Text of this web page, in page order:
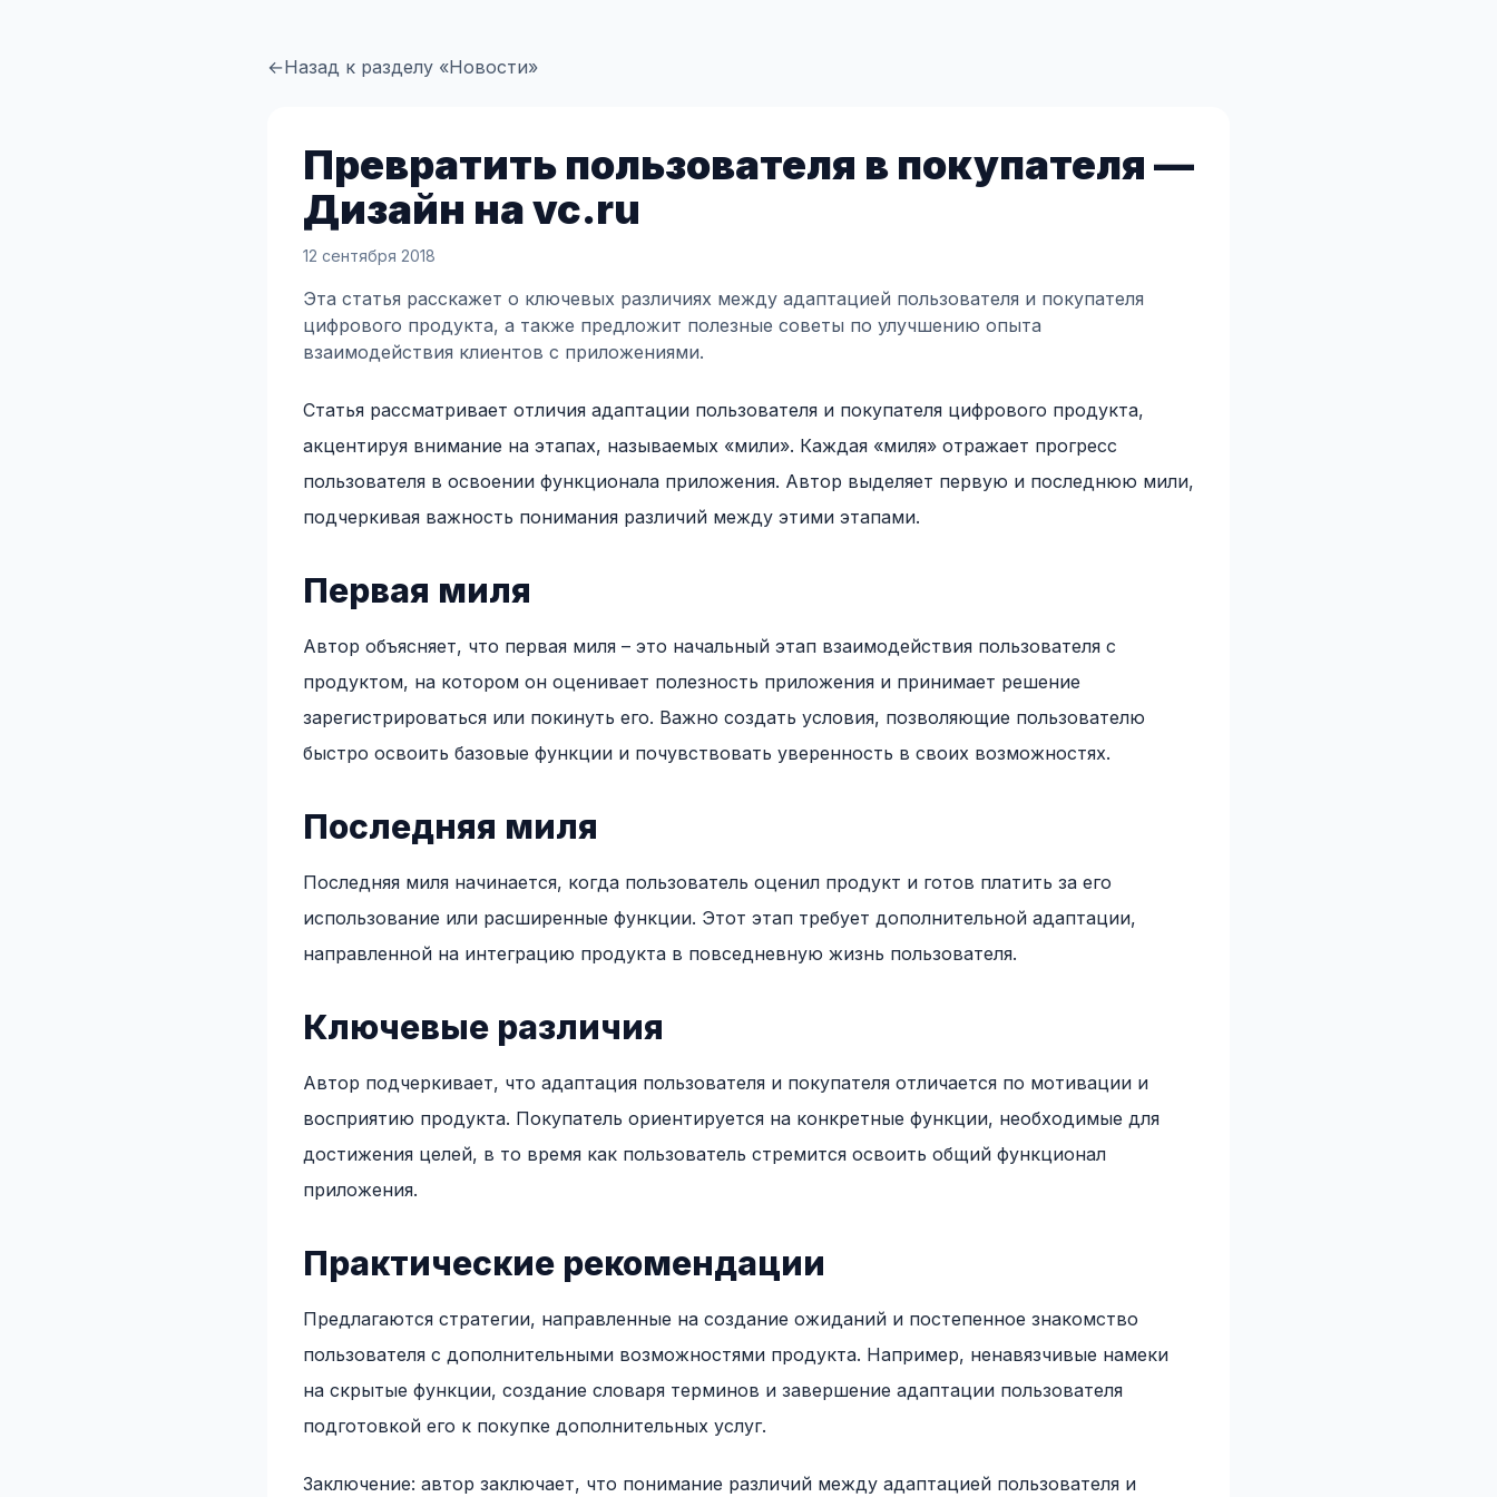
←Назад к разделу «Новости»
Превратить пользователя в покупателя —
Дизайн на vc.ru
12 сентября 2018
Эта статья расскажет о ключевых различиях между адаптацией пользователя и покупателя
цифрового продукта, а также предложит полезные советы по улучшению опыта
взаимодействия клиентов с приложениями.
Статья рассматривает отличия адаптации пользователя и покупателя цифрового продукта,
акцентируя внимание на этапах, называемых «мили». Каждая «миля» отражает прогресс
пользователя в освоении функционала приложения. Автор выделяет первую и последнюю мили,
подчеркивая важность понимания различий между этими этапами.
Первая миля
Автор объясняет, что первая миля – это начальный этап взаимодействия пользователя с
продуктом, на котором он оценивает полезность приложения и принимает решение
зарегистрироваться или покинуть его. Важно создать условия, позволяющие пользователю
быстро освоить базовые функции и почувствовать уверенность в своих возможностях.
Последняя миля
Последняя миля начинается, когда пользователь оценил продукт и готов платить за его
использование или расширенные функции. Этот этап требует дополнительной адаптации,
направленной на интеграцию продукта в повседневную жизнь пользователя.
Ключевые различия
Автор подчеркивает, что адаптация пользователя и покупателя отличается по мотивации и
восприятию продукта. Покупатель ориентируется на конкретные функции, необходимые для
достижения целей, в то время как пользователь стремится освоить общий функционал
приложения.
Практические рекомендации
Предлагаются стратегии, направленные на создание ожиданий и постепенное знакомство
пользователя с дополнительными возможностями продукта. Например, ненавязчивые намеки
на скрытые функции, создание словаря терминов и завершение адаптации пользователя
подготовкой его к покупке дополнительных услуг.
Заключение: автор заключает, что понимание различий между адаптацией пользователя и